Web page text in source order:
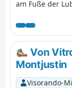
am Fuße der
Anschließend
nacheinander
Lubéron und
schönes
Weg bergab,
Saignon
Von
Montjustin
Visorando-